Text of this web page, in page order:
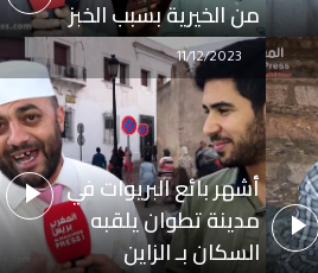
من الخيرية بسبب الخبز
أشهر بائع البريوات في
مدينة تطوان يلقبه
السكان بـ الزاين
11/12/2023